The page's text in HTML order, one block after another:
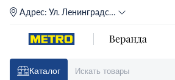
Адрес: Ул. Ленинградское шоссе, д. 71Г (м. Речной вокзал)
Каталог